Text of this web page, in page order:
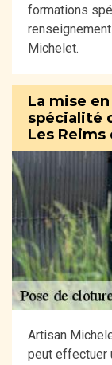
formations
Michelet.
La mise
spécialité
Les Reims
Artisan
peut effectuer